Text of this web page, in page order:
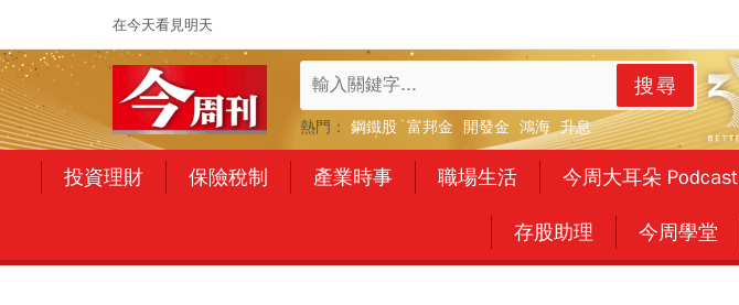
在今天看見明天
搜尋
熱門： 鋼鐵股 富邦金 開發金 鴻海 升息
投資理財 保險稅制 產業時事 職場生活 今周大耳朵 Podcast
存股助理 今周學堂